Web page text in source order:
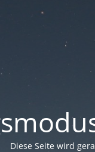
Diese Seite wird